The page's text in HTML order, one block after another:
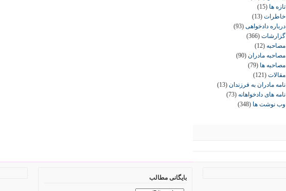
تازه ها (15)
خاطرات (13)
درباره دادخواهی (93)
گزارشات (366)
مصاحبه (12)
مصاحبه مادران (90)
مصاحبه ها (79)
مقالات (121)
نامه مادران به فرزندان (13)
نامه های دادخواهانه (73)
وب نوشت ها (348)
بایگانی مطالب